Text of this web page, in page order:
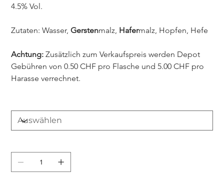
4.5% Vol.
Zutaten: Wasser, Gerstenmalz, Hafermalz, Hopfen, Hefe
Achtung: Zusätzlich zum Verkaufspreis werden Depot
Gebühren von 0.50 CHF pro Flasche und 5.00 CHF pro
Harasse verrechnet.